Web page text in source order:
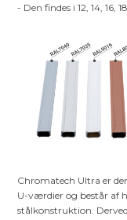
- Den findes i 12, 14, 16,
Chromatech Ultra er
U-værdier og består af
stålkonstruktion.